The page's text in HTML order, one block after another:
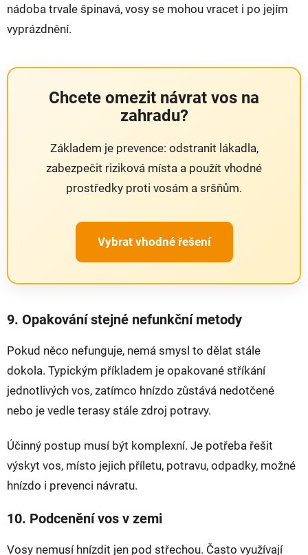
nádoba trvale špinavá, vosy se mohou vracet i po jejím
vyprázdnění.
Chcete omezit návrat vos na
zahradu?
Základem je prevence: odstranit lákadla,
zabezpečit riziková místa a použít vhodné
prostředky proti vosám a sršňům.
Vybrat vhodné řešení
9. Opakování stejné nefunkční metody
Pokud něco nefunguje, nemá smysl to dělat stále
dokola. Typickým příkladem je opakované stříkání
jednotlivých vos, zatímco hnízdo zůstává nedotčené
nebo je vedle terasy stále zdroj potravy.
Účinný postup musí být komplexní. Je potřeba řešit
výskyt vos, místo jejich příletu, potravu, odpadky, možné
hnízdo i prevenci návratu.
10. Podcenění vos v zemi
Vosy nemusí hnízdit jen pod střechou. Často využívají